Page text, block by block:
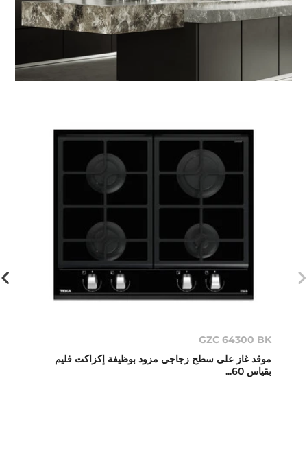
GZC 64300 BK
موقد غاز على سطح زجاجي مزود بوظيفة إكزاكت فليم
بقياس 60...